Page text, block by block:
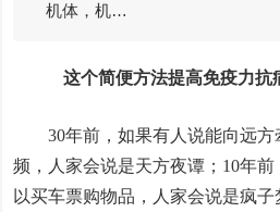
机体，机…
这个简便方法提高免疫力
30年前，如果有人说能向远
频，人家会说是天方夜谭；10年
以买车票购物品，人家会说是疯